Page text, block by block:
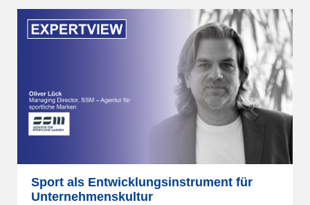
Sport als Entwicklungsinstrument für
Unternehmenskultur